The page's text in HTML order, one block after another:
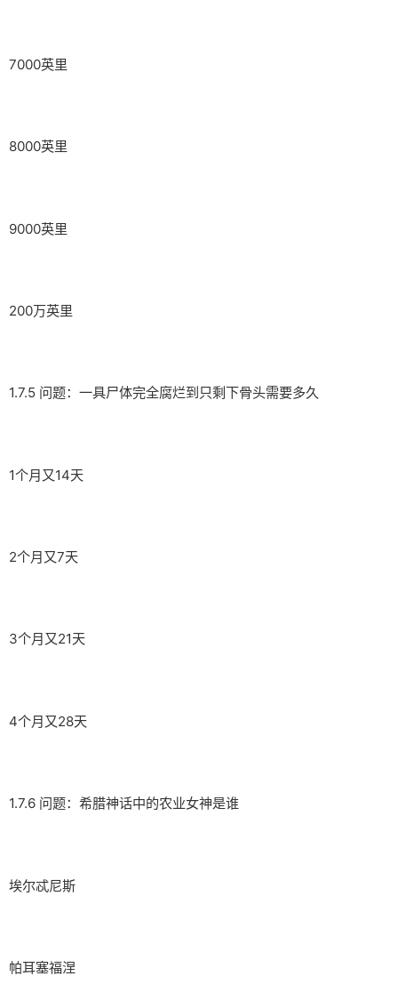
7000英里
8000英里
9000英里
200万英里
1.7.5 问题：一具尸体完全腐烂到只剩下骨头需要多久
1个月又14天
2个月又7天
3个月又21天
4个月又28天
1.7.6 问题：希腊神话中的农业女神是谁
埃尔忒尼斯
帕耳塞福涅